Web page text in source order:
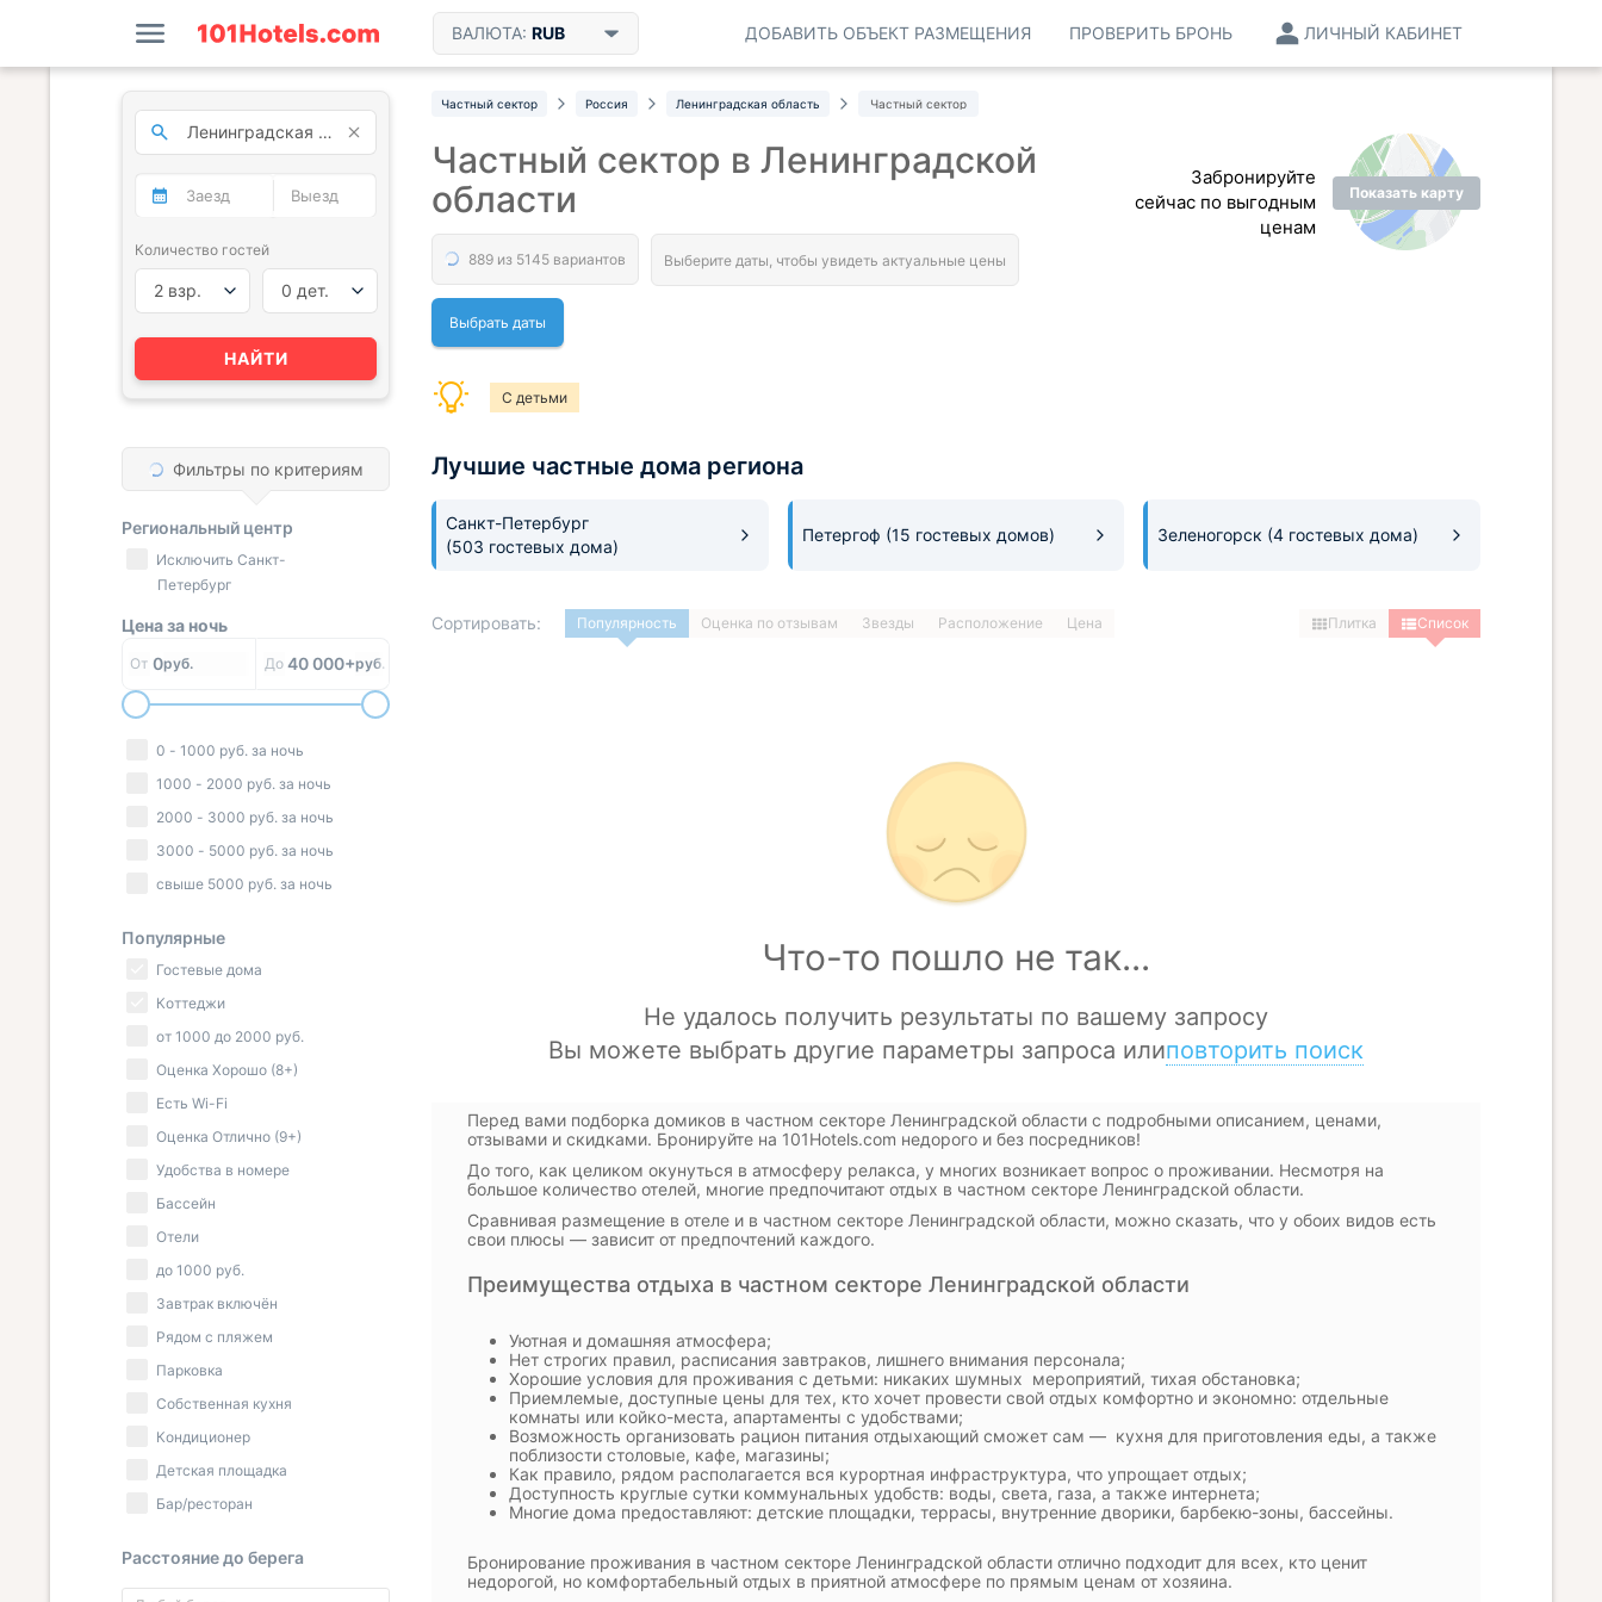
ВАЛЮТА: RUB ЛИЧНЫЙ КАБИНЕТ
ПРОВЕРИТЬ БРОНЬ
ДОБАВИТЬ ОБЪЕКТ РАЗМЕЩЕНИЯ
Частный сектор Россия Ленинградская область Частный сектор
Показать карту
Забронируйте
сейчас по выгодным
ценам
Частный сектор в Ленинградской
области
Выбрать даты
С детьми
Лучшие частные дома региона
Санкт-Петербург
(503 гостевых дома)
Петергоф (15 гостевых домов) Зеленогорск (4 гостевых дома)
Сортировать: Популярность Оценка по отзывам Звезды Расположение Цена Плитка Список
Перед вами подборка домиков в частном секторе Ленинградской области с подробными описанием, ценами,
отзывами и скидками. Бронируйте на 101Hotels.com недорого и без посредников!
До того, как целиком окунуться в атмосферу релакса, у многих возникает вопрос о проживании. Несмотря на
большое количество отелей, многие предпочитают отдых в частном секторе Ленинградской области.
Сравнивая размещение в отеле и в частном секторе Ленинградской области, можно сказать, что у обоих видов есть
свои плюсы — зависит от предпочтений каждого.
Преимущества отдыха в частном секторе Ленинградской области
Уютная и домашняя атмосфера;
Нет строгих правил, расписания завтраков, лишнего внимания персонала;
Хорошие условия для проживания с детьми: никаких шумных мероприятий, тихая обстановка;
Приемлемые, доступные цены для тех, кто хочет провести свой отдых комфортно и экономно: отдельные
комнаты или койко-места, апартаменты с удобствами;
Возможность организовать рацион питания отдыхающий сможет сам — кухня для приготовления еды, а также
поблизости столовые, кафе, магазины;
Как правило, рядом располагается вся курортная инфраструктура, что упрощает отдых;
Доступность круглые сутки коммунальных удобств: воды, света, газа, а также интернета;
Многие дома предоставляют: детские площадки, террасы, внутренние дворики, барбекю-зоны, бассейны.
Бронирование проживания в частном секторе Ленинградской области отлично подходит для всех, кто ценит
недорогой, но комфортабельный отдых в приятной атмосфере по прямым ценам от хозяина.
Количество гостей
2 взр. 0 дет.
НАЙТИ
Фильтры по критериям
Региональный центр
Исключить Санкт-
Петербург
Цена за ночь
От 0руб. До 40 000+руб.
0 - 1000 руб. за ночь
1000 - 2000 руб. за ночь
2000 - 3000 руб. за ночь
3000 - 5000 руб. за ночь
свыше 5000 руб. за ночь
Популярные
Гостевые дома
Коттеджи
от 1000 до 2000 руб.
Оценка Хорошо (8+)
Есть Wi-Fi
Оценка Отлично (9+)
Удобства в номере
Бассейн
Отели
до 1000 руб.
Завтрак включён
Рядом с пляжем
Парковка
Собственная кухня
Кондиционер
Детская площадка
Бар/ресторан
Расстояние до берега